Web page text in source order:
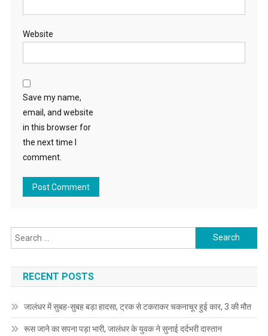
Website
Save my name,
email, and website
in this browser for
the next time I
comment.
Search for:
RECENT POSTS
जालंधर में सुबह-सुबह बड़ा हादसा, ट्रक से टकराकर चकनाचूर हुई कार, 3 की मौत
रूस जाने का सपना पड़ा भारी, जालंधर के युवक ने सुनाई दर्दभरी दास्तान